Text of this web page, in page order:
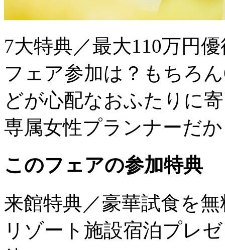
7大特典／最大110万円
フェア参加は？もちろ
どが心配なおふたりに
専属女性プランナーだ
このフェアの参加特典
来館特典／豪華試食を
リゾート施設宿泊プレ